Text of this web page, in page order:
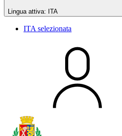
Lingua attiva: ITA
ITA selezionata